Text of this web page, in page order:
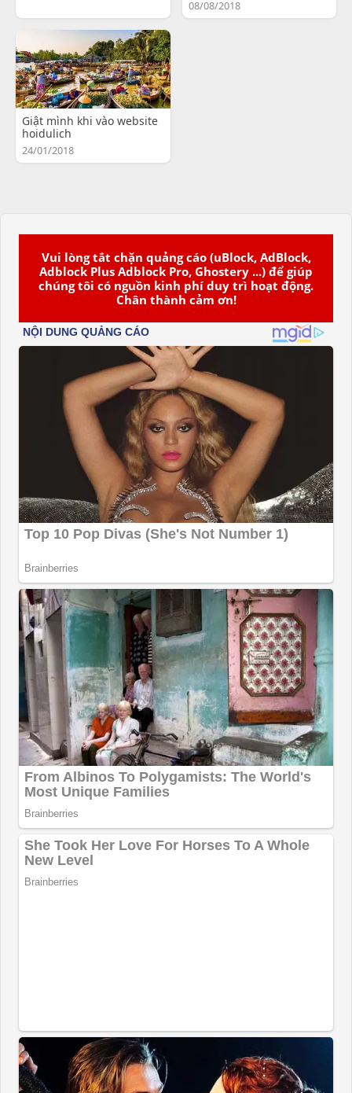
Vui lòng tắt chặn quảng cáo (uBlock, AdBlock,
Adblock Plus Adblock Pro, Ghostery ...) để giúp
chúng tôi có nguồn kinh phí duy trì hoạt động.
Chân thành cảm ơn!
08/08/2018
Giật mình khi vào website
hoidulich
24/01/2018